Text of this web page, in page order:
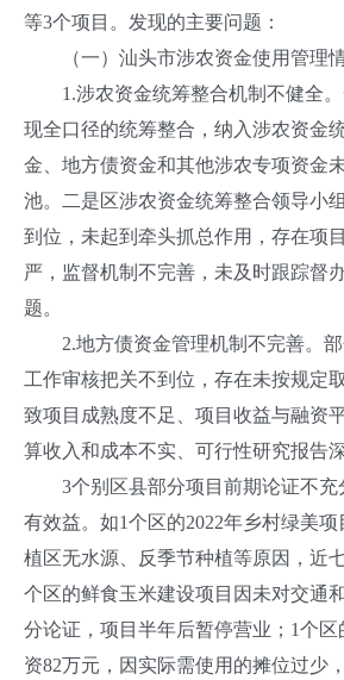
等3个项目。发现的主要问题：
（一）汕头市涉农资金使用管理
1.涉农资金统筹整合机制不健全。
现全口径的统筹整合，纳入涉农资金
金、地方债资金和其他涉农专项资金
池。二是区涉农资金统筹整合领导小
到位，未起到牵头抓总作用，存在项
严，监督机制不完善，未及时跟踪督
题。
2.地方债资金管理机制不完善。部
工作审核把关不到位，存在未按规定
致项目成熟度不足、项目收益与融资
算收入和成本不实、可行性研究报告
3个别区县部分项目前期论证不充
有效益。如1个区的2022年乡村绿美
植区无水源、反季节种植等原因，近
个区的鲜食玉米建设项目因未对交通
分论证，项目半年后暂停营业；1个区
资82万元，因实际需使用的摊位过少